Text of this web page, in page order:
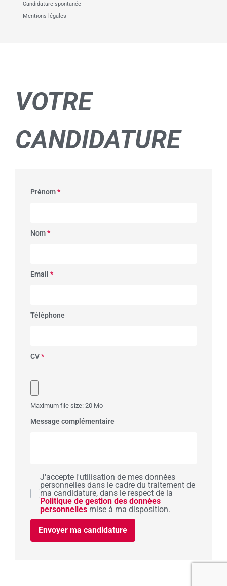
Candidature spontanée
Mentions légales
VOTRE
CANDIDATURE
Prénom*
Nom*
Email *
Téléphone
CV*
Maximum file size: 20 Mo
Message complémentaire
J'accepte l'utilisation de mes données
personnelles dans le cadre du traitement de
ma candidature, dans le respect de la
Politique de gestion des données
personnelles mise à ma disposition.
Envoyer ma candidature